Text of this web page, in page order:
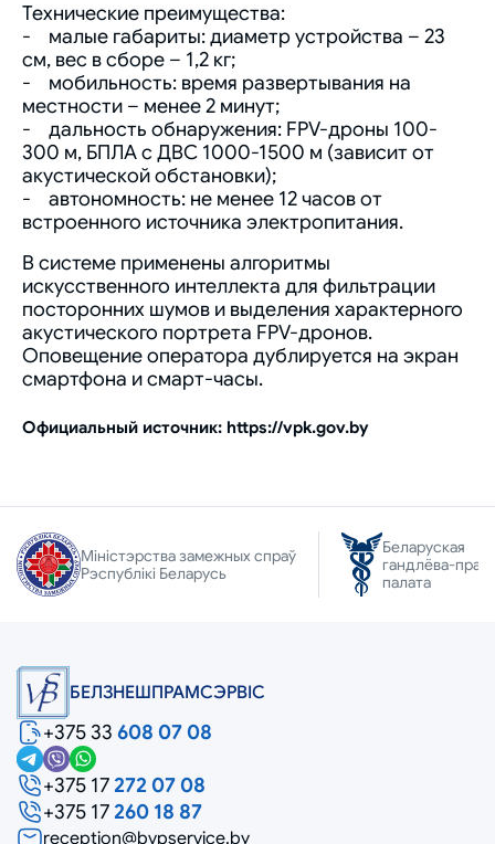
Технические преимущества:
- малые габариты: диаметр устройства – 23
см, вес в сборе – 1,2 кг;
- мобильность: время развертывания на
местности – менее 2 минут;
- дальность обнаружения: FPV-дроны 100-
300 м, БПЛА с ДВС 1000-1500 м (зависит от
акустической обстановки);
- автономность: не менее 12 часов от
встроенного источника электропитания.
В системе применены алгоритмы
искусственного интеллекта для фильтрации
посторонних шумов и выделения характерного
акустического портрета FPV-дронов.
Оповещение оператора дублируется на экран
смартфона и смарт-часы.
Официальный источник: https://vpk.gov.by
Міністэрства замежных спраў
Рэспублікі Беларусь
Беларуская
гандлёва-
палата
БЕЛЗНЕШПРАМСЭРВIС
+375 33 608 07 08
+375 17 272 07 08
+375 17 260 18 87
reception@bvpservice.by